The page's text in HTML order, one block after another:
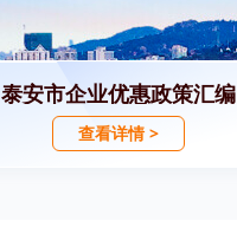
泰安市企业优惠政策汇编
查看详情 >